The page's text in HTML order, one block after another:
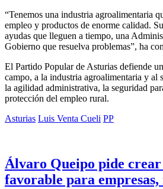
“Tenemos una industria agroalimentaria
empleo y productos de enorme calidad.
ayudas que lleguen a tiempo, una
Gobierno que resuelva problemas”, ha
El Partido Popular de Asturias defiende
campo, a la industria agroalimentaria y al
la agilidad administrativa, la seguridad
protección del empleo rural.
Asturias Luis Venta Cueli PP
Álvaro Queipo pide crear
favorable para